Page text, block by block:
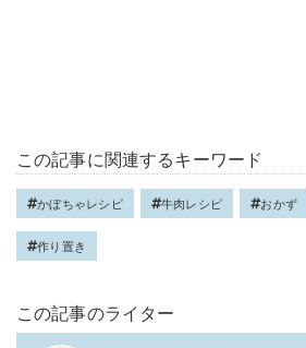
この記事に関連するキーワード
かぼちゃレシピ 牛肉レシピ おかず
作り置き
この記事のライター